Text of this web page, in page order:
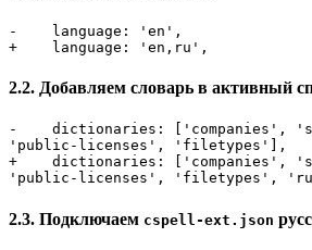
-    language: 'en',
+    language: 'en,ru',
2.2. Добавляем словарь в активный
-    dictionaries: ['companies',
'public-licenses', 'filetypes'],
+    dictionaries: ['companies',
'public-licenses', 'filetypes',
2.3. Подключаем cspell-ext.json